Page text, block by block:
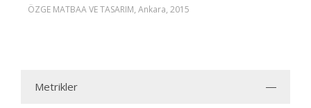
ÖZGE MATBAA VE TASARIM, Ankara, 2015
Metrikler